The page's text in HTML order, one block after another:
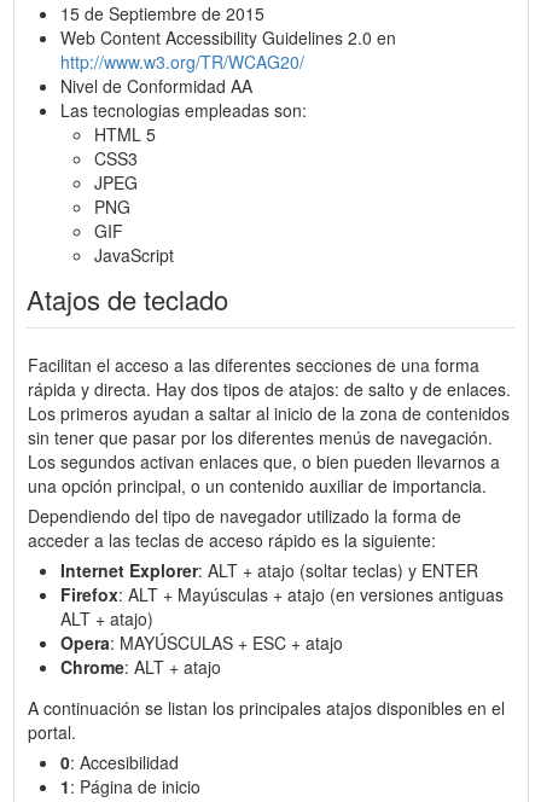
15 de Septiembre de 2015
Web Content Accessibility Guidelines 2.0 en
http://www.w3.org/TR/WCAG20/
Nivel de Conformidad AA
Las tecnologias empleadas son:
HTML 5
CSS3
JPEG
PNG
GIF
JavaScript
Atajos de teclado
Facilitan el acceso a las diferentes secciones de una forma
rápida y directa. Hay dos tipos de atajos: de salto y de enlaces.
Los primeros ayudan a saltar al inicio de la zona de contenidos
sin tener que pasar por los diferentes menús de navegación.
Los segundos activan enlaces que, o bien pueden llevarnos a
una opción principal, o un contenido auxiliar de importancia.
Dependiendo del tipo de navegador utilizado la forma de
acceder a las teclas de acceso rápido es la siguiente:
Internet Explorer: ALT + atajo (soltar teclas) y ENTER
Firefox: ALT + Mayúsculas + atajo (en versiones antiguas
ALT + atajo)
Opera: MAYÚSCULAS + ESC + atajo
Chrome: ALT + atajo
A continuación se listan los principales atajos disponibles en el
portal.
0: Accesibilidad
1: Página de inicio